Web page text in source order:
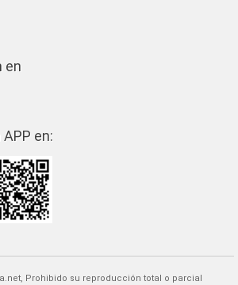
en
en:
Prohibido su reproducción total o parcial